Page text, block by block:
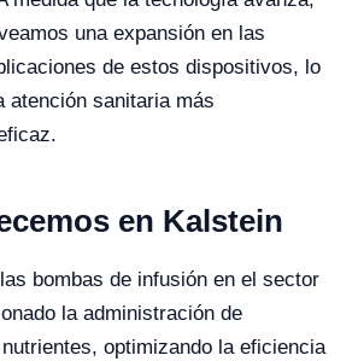
una expansión en las
de estos dispositivos, lo
atención sanitaria más
en Kalstein
bombas de infusión en el sector
la administración de
optimizando la eficiencia